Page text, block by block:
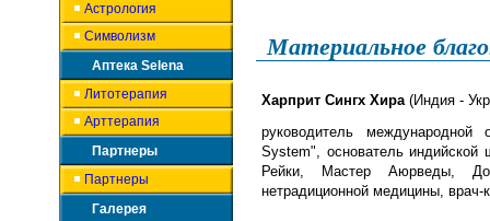
Астрология
Символизм
Аптека Selena
Литотерапия
Арттерапия
Партнеры
Партнеры
Галерея
Материальное
Харприт Сингх Хира(Индия -
руководитель международной
System", основатель
Рейки, Мастер Аюрведы,
нетрадиционной медицины, врач-